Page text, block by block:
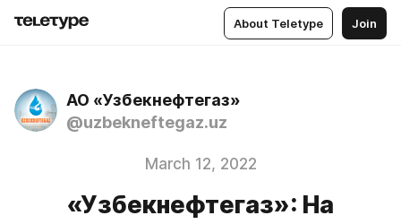
About Teletype Join
АО «Узбекнефтегаз»
@uzbekneftegaz.uz
March 12, 2022
«Узбекнефтегаз»: На